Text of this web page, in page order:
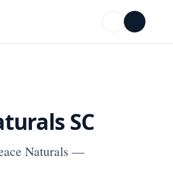
SC
Naturals —